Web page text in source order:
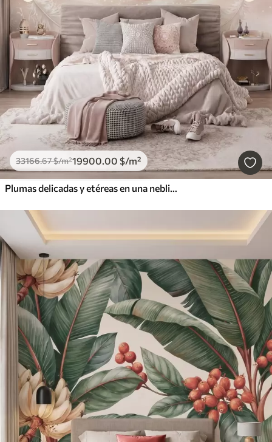
33166.67$/m²19900.00 $/m²
Plumas delicadas y etéreas en una neblina de color rosa melocotón con destellos